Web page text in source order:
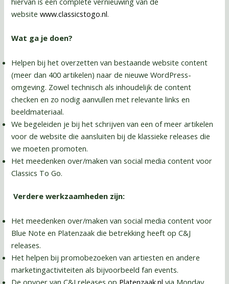
websitewww.classicstogo.nl.
Wat ga je doen?
Helpen bij het overzetten van bestaande website content
(meer dan 400 artikelen) naar de nieuwe WordPress-
omgeving. Zowel technisch als inhoudelijk de content
checken en zo nodig aanvullen met relevante links en
beeldmateriaal.
We begeleiden je bij het schrijven van een of meer artikelen
voor de website die aansluiten bij de klassieke releases die
we moeten promoten.
Het meedenken over/maken van social media content voor
Classics To Go.
Verdere werkzaamheden zijn:
Het meedenken over/maken van social media content voor
Blue Note en Platenzaak die betrekking heeft op C&J
releases.
Het helpen bij promobezoeken van artiesten en andere
marketingactiviteiten als bijvoorbeeld fan events.
De opvoer van C&J releases op Platenzaak.nl via Monday